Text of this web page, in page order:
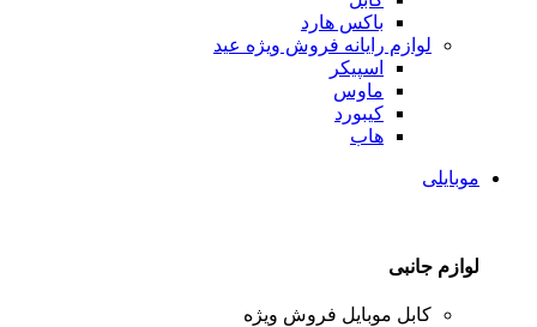
باکس هارد
لوازم رایانه فروش ویژه عید
اسپیکر
ماوس
کیبورد
هاب
موبایلی
لوازم جانبی
کابل موبایل فروش ویژه